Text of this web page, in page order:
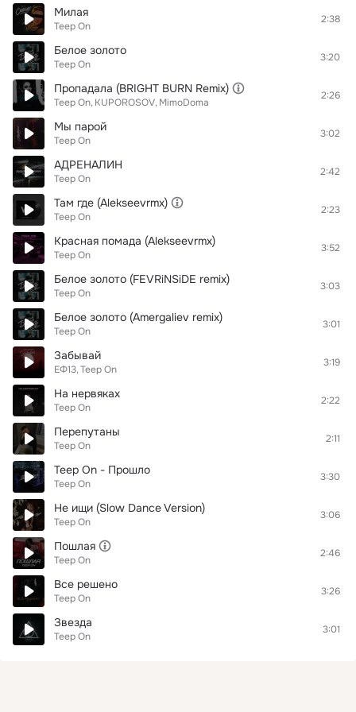
Милая
Teep On
2:38
Белое золото
Teep On
3:20
Пропадала (BRIGHT BURN Remix)
Teep On KUPOROSOV MimoDoma
2:26
Мы парой
Teep On
3:02
АДРЕНАЛИН
Teep On
2:42
Там где (Alekseevrmx)
Teep On
2:23
Красная помада (Alekseevrmx)
Teep On
3:52
Белое золото (FEVRiNSiDE remix)
Teep On
3:03
Белое золото (Amergaliev remix)
Teep On
3:01
Забывай
ЕФ13 Teep On
3:19
На нервяках
Teep On
2:22
Перепутаны
Teep On
2:11
Teep On - Прошло
Teep On
3:30
Не ищи (Slow Dance Version)
Teep On
3:06
Пошлая
Teep On
2:46
Все решено
Teep On
3:26
Звезда
Teep On
3:01